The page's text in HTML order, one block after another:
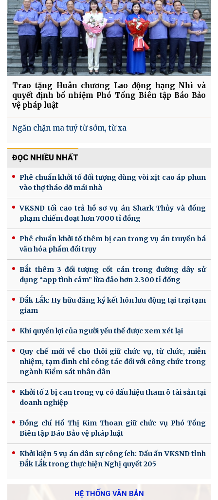
Trao tặng Huân chương Lao động hạng Nhì và
quyết định bổ nhiệm Phó Tổng Biên tập Báo Bảo
vệ pháp luật
Ngăn chặn ma tuý từ sớm, từ xa
ĐỌC NHIỀU NHẤT
Phê chuẩn khởi tố đối tượng dùng vòi xịt cao áp phun
vào thợ tháo dỡ mái nhà
VKSND tối cao trả hồ sơ vụ án Shark Thủy và đồng
phạm chiếm đoạt hơn 7000 tỉ đồng
Phê chuẩn khởi tố thêm bị can trong vụ án truyền bá
văn hóa phẩm đồi trụy
Bắt thêm 3 đối tượng cốt cán trong đường dây sử
dụng “app tình cảm” lừa đảo hơn 2.300 tỉ đồng
Đắk Lắk: Hy hữu đăng ký kết hôn lưu động tại trại tạm
giam
Khi quyền lợi của người yếu thế được xem xét lại
Quy chế mới về cho thôi giữ chức vụ, từ chức, miễn
nhiệm, tạm đình chỉ công tác đối với công chức trong
ngành Kiểm sát nhân dân
Khởi tố 2 bị can trong vụ có dấu hiệu tham ô tài sản tại
doanh nghiệp
Đồng chí Hồ Thị Kim Thoan giữ chức vụ Phó Tổng
Biên tập Báo Bảo vệ pháp luật
Khởi kiện 5 vụ án dân sự công ích: Dấu ấn VKSND tỉnh
Đắk Lắk trong thực hiện Nghị quyết 205
HỆ THỐNG VĂN BẢN